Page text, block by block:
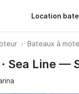
Location
Bateaux à
Sea Line —